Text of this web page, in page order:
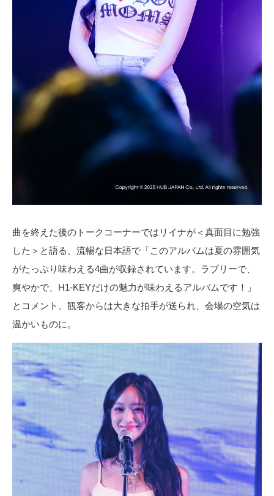
曲を終えた後のトークコーナーではリイナが＜真面目に勉強
した＞と語る、流暢な日本語で「このアルバムは夏の雰囲気
がたっぷり味わえる4曲が収録されています。ラブリーで、
爽やかで、H1-KEYだけの魅力が味わえるアルバムです！」
とコメント。観客からは大きな拍手が送られ、会場の空気は
温かいものに。